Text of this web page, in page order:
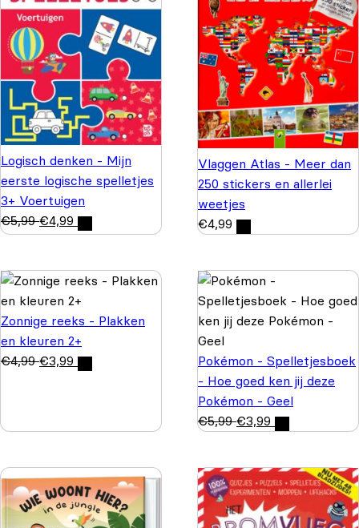
Logisch denken - Mijn
eerste logische spelletjes
3+ Voertuigen
€5,99 €4,99
Vlaggen Atlas - Meer dan
250 stickers en allerlei
weetjes
€4,99
Zonnige reeks - Plakken
en kleuren 2+
€4,99 €3,99
Pokémon - Spelletjesboek
- Hoe goed ken jij deze
Pokémon - Geel
€5,99 €3,99